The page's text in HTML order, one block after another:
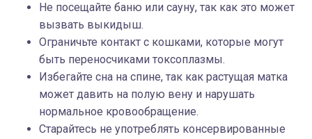
Не посещайте баню или сауну, так как это может
вызвать выкидыш.
Ограничьте контакт с кошками, которые могут
быть переносчиками токсоплазмы.
Избегайте сна на спине, так как растущая матка
может давить на полую вену и нарушать
нормальное кровообращение.
Старайтесь не употреблять консервированные